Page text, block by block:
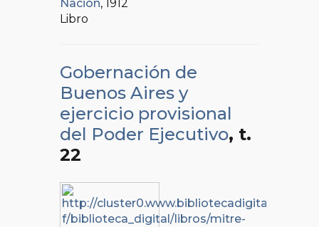
Nación, 1912
Libro
Gobernación de
Buenos Aires y
ejercicio provisional
del Poder Ejecutivo, t.
22